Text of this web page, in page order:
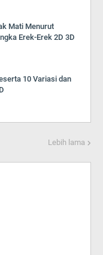
Mati Menurut
Erek-Erek 2D 3D
10 Variasi dan
Lebih lama